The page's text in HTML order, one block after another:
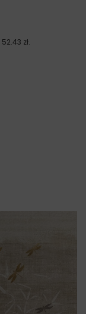
52.43 zł.